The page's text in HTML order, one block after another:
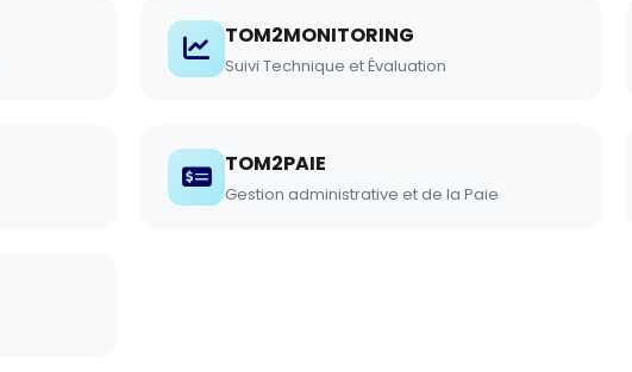
TOM2MONITORING
Suivi Technique et Évaluation
TOM2PAIE
Gestion administrative et de la Paie